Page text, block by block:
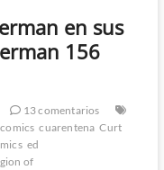
en sus
156
13 comentarios
comics cuarentena Curt
ed
of